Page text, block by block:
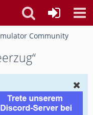
Community